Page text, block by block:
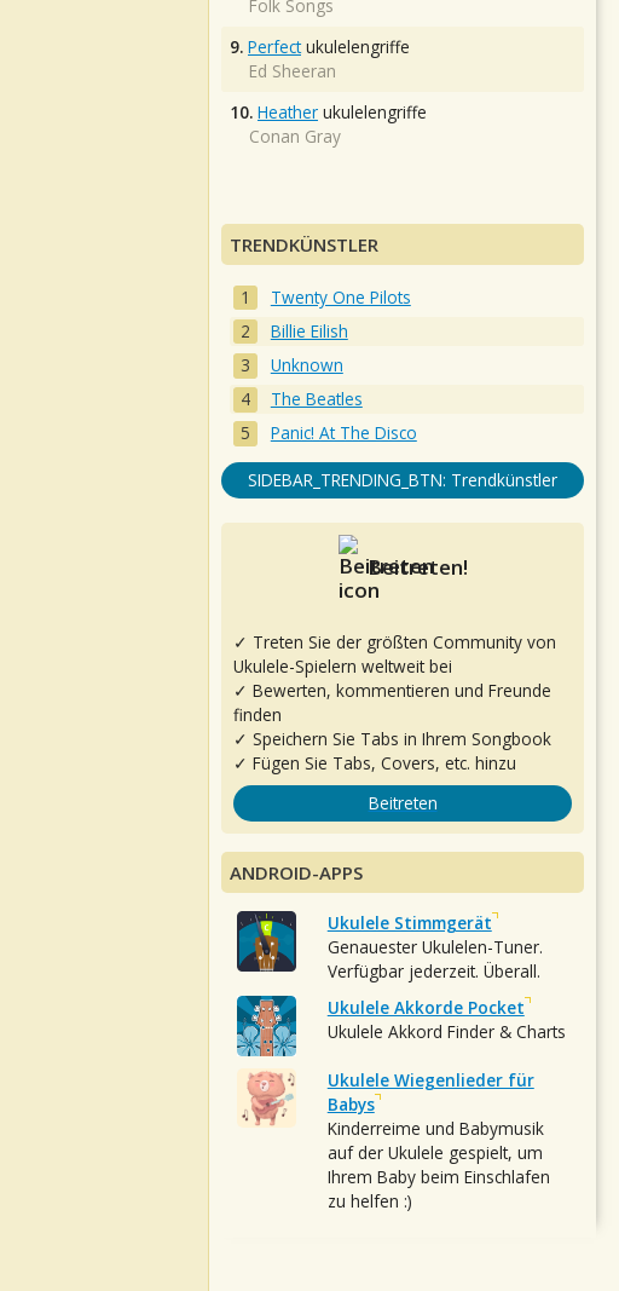
Folk Songs
9. Perfectukulelengriffe
Ed Sheeran
10. Heather ukulelengriffe
Conan Gray
TRENDKÜNSTLER
Twenty One Pilots
Billie Eilish
Unknown
The Beatles
Panic! At The Disco
SIDEBAR_TRENDING_BTN: Trendkünstler
Beitreten!
✓ Treten Sie der größten Community von
Ukulele-Spielern weltweit bei
✓ Bewerten, kommentieren und Freunde
finden
✓ Speichern Sie Tabs in Ihrem Songbook
✓ Fügen Sie Tabs, Covers, etc. hinzu
Beitreten
ANDROID-APPS
Ukulele Stimmgerät
Genauester Ukulelen-Tuner.
Verfügbar jederzeit. Überall.
Ukulele Akkorde Pocket
Ukulele Akkord Finder & Charts
Ukulele Wiegenlieder für
Babys
Kinderreime und Babymusik
auf der Ukulele gespielt, um
Ihrem Baby beim Einschlafen
zu helfen :)